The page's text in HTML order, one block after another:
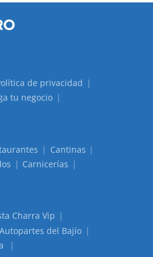
de privacidad
tu negocio
Cantinas
Carnicerías
Charra Vip
Autopartes del Bajío